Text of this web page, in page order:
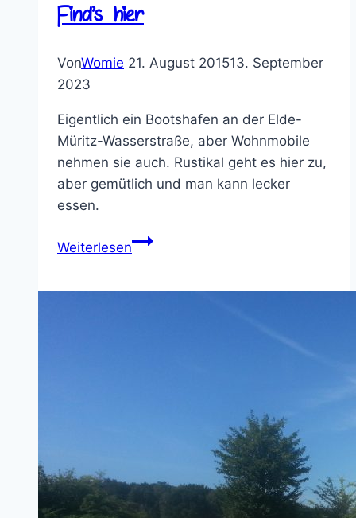
Find’s hier
VonWomie 21. August 201513. September
2023
Eigentlich ein Bootshafen an der Elde-
Müritz-Wasserstraße, aber Wohnmobile
nehmen sie auch. Rustikal geht es hier zu,
aber gemütlich und man kann lecker
essen.
WeiterlesenFind’s